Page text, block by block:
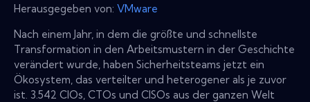
Herausgegeben von: VMware
Nach einem Jahr, in dem die größte und schnellste
Transformation in den Arbeitsmustern in der Geschichte
verändert wurde, haben Sicherheitsteams jetzt ein
Ökosystem, das verteilter und heterogener als je zuvor
ist. 3.542 CIOs, CTOs und CISOs aus der ganzen Welt